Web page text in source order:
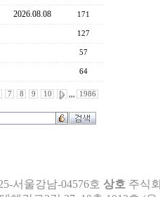
2026.08.08 171
127
57
64
7 8 9 10 ,,, 1986
서울강남-04576호 상호 주식회